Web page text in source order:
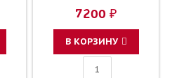
7200 ₽
В КОРЗИНУ